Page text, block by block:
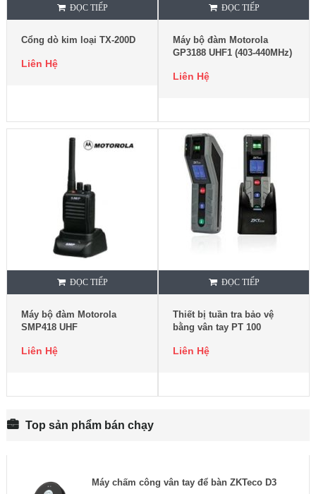
ĐỌC TIẾP
Cổng dò kim loại TX-200D
Liên Hệ
ĐỌC TIẾP
Máy bộ đàm Motorola
GP3188 UHF1 (403-440MHz)
Liên Hệ
ĐỌC TIẾP
Máy bộ đàm Motorola
SMP418 UHF
Liên Hệ
ĐỌC TIẾP
Thiết bị tuần tra bảo vệ
bằng vân tay PT 100
Liên Hệ
Top sản phẩm bán chạy
Máy chấm công vân tay để bàn ZKTeco D3